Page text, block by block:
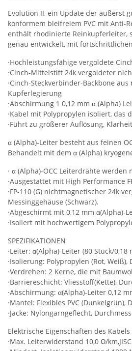
Evolution II, ein Update der äußerst
konformem bleifreiem PVC mit Anti-
enthält rhodinierte Reinkupferleiter,
genau entwickelt, mit
·Hochleistungsfähige vergoldete
·Cinch-Mittelstift 24k vergoldeter
·Cinch-Steckverbinder-Backbone
Kupferlegierung
·Abschirmung 1 0,12 mm α (Alpha)
·Kabel mit Polypropylen isoliert,
·Führt zu größerer Auflösung,
α (Alpha)-Leiter besteht aus feinen
Behandelt mit dem α (Alpha)
· α (Alpha)-OCC Leiterdrähte
·Ausgestattet mit High Performance
·FP-110 (G) nichtmagnetischer 24k
Messinggehäuse (Schwarz).
·Abgeschirmt mit 0,12 mm
·Isoliert mit hochwertigem
SPEZIFIKATIONEN
·Leiter: α(Alpha)-Leiter (80 Stück/
·Isolierung: Polypropylen (Rot,
·Verdrehen: 2 Kerne, die mit
·Barriereschicht: Vliesstoff(Kette),
·Abschirmung: α(Alpha)-Leiter 0,12
·Mantel: Flexibles PVC (Dunkelgrün),
·Jacke: Nylongarngeflecht,
Elektrische Eigenschaften des
·Max. Leiterwiderstand 10,0 Ω/